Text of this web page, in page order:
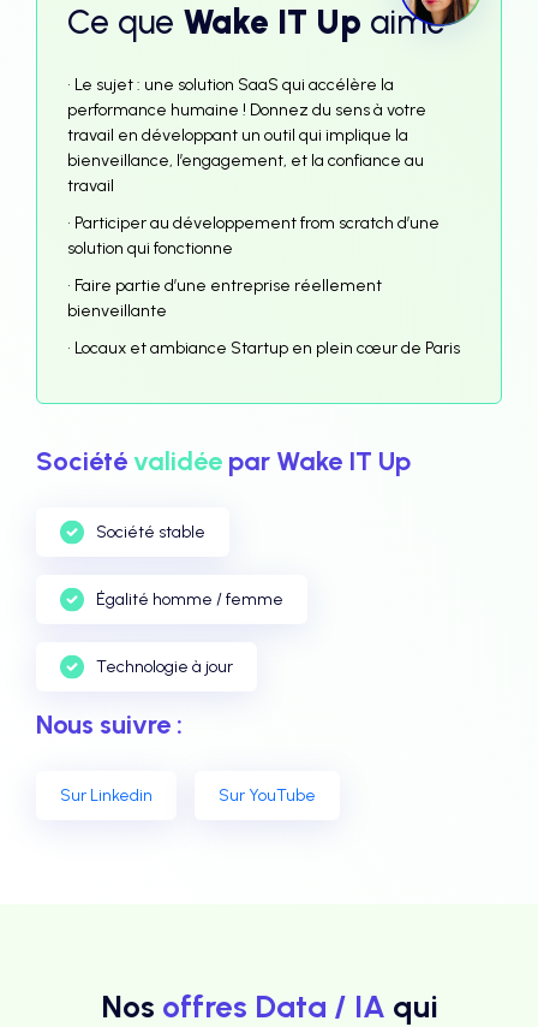
Ce que Wake IT Up aime
• Le sujet : une solution SaaS qui accélère la
performance humaine ! Donnez du sens à votre
travail en développant un outil qui implique la
bienveillance, l’engagement, et la confiance au
travail
• Participer au développement from scratch d’une
solution qui fonctionne
• Faire partie d’une entreprise réellement
bienveillante
• Locaux et ambiance Startup en plein cœur de Paris
Sociétévalidée par Wake IT Up
Société stable
Égalité homme / femme
Technologie à jour
Nous suivre :
Sur Linkedin Sur YouTube
Nos offres Data / IA qui